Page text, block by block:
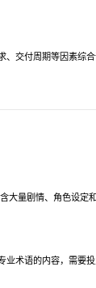
交付周期等因素综合
量剧情、角色设定和
术语的内容，需要投